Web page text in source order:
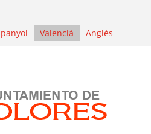
Valencià Anglés